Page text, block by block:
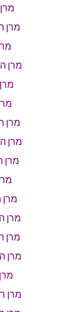
מרן
מרן
מרן
מרן
מרן
מרן
מרן
מרן
מרן